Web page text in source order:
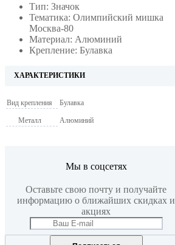
Тип: Значок
Тематика: Олимпийский мишка
Москва-80
Материал: Алюминий
Крепление: Булавка
ХАРАКТЕРИСТИКИ
Вид крепления Булавка
Металл Алюминий
Мы в соцсетях
Оставьте свою почту и получайте
информацию о ближайших скидках и
акциях